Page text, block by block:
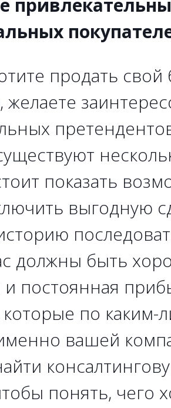
продать свой
желаете
показать
выгодную
должны быть
постоянная
которые по
вашей
понять, чего